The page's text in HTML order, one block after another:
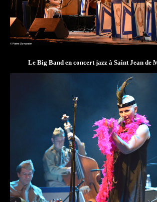
Le Big Band en concert jazz à Saint Jean de